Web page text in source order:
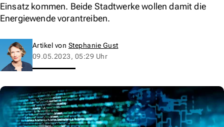
Einsatz kommen. Beide Stadtwerke wollen damit die
Energiewende vorantreiben.
Artikel von Stephanie Gust
09.05.2023, 05:29 Uhr